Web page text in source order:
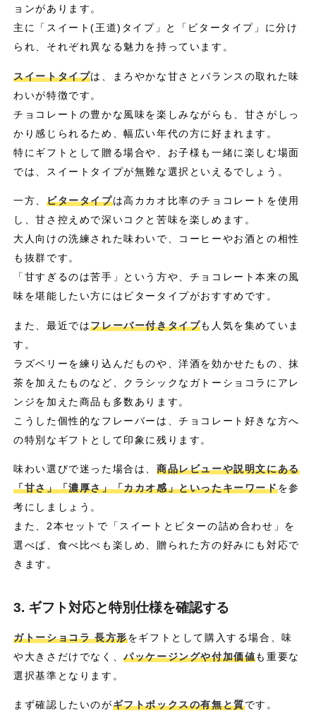
ョンがあります。
主に「スイート(王道)タイプ」と「ビタータイプ」に分け
られ、それぞれ異なる魅力を持っています。
スイートタイプは、まろやかな甘さとバランスの取れた味
わいが特徴です。
チョコレートの豊かな風味を楽しみながらも、甘さがしっ
かり感じられるため、幅広い年代の方に好まれます。
特にギフトとして贈る場合や、お子様も一緒に楽しむ場面
では、スイートタイプが無難な選択といえるでしょう。
一方、 ビタータイプは高カカオ比率のチョコレートを使用
し、甘さ控えめで深いコクと苦味を楽しめます。
大人向けの洗練された味わいで、コーヒーやお酒との相性
も抜群です。
「甘すぎるのは苦手」という方や、チョコレート本来の風
味を堪能したい方にはビタータイプがおすすめです。
また、最近ではフレーバー付きタイプも人気を集めていま
す。
ラズベリーを練り込んだものや、洋酒を効かせたもの、抹
茶を加えたものなど、クラシックなガトーショコラにアレ
ンジを加えた商品も多数あります。
こうした個性的なフレーバーは、チョコレート好きな方へ
の特別なギフトとして印象に残ります。
味わい選びで迷った場合は、 商品レビューや説明文にある
「甘さ」「濃厚さ」「カカオ感」といったキーワードを参
考にしましょう。
また、2本セットで「スイートとビターの詰め合わせ」を
選べば、食べ比べも楽しめ、贈られた方の好みにも対応で
きます。
3. ギフト対応と特別仕様を確認する
ガトーショコラ 長方形をギフトとして購入する場合、味
や大きさだけでなく、パッケージングや付加価値も重要な
選択基準となります。
まず確認したいのがギフトボックスの有無と質です。